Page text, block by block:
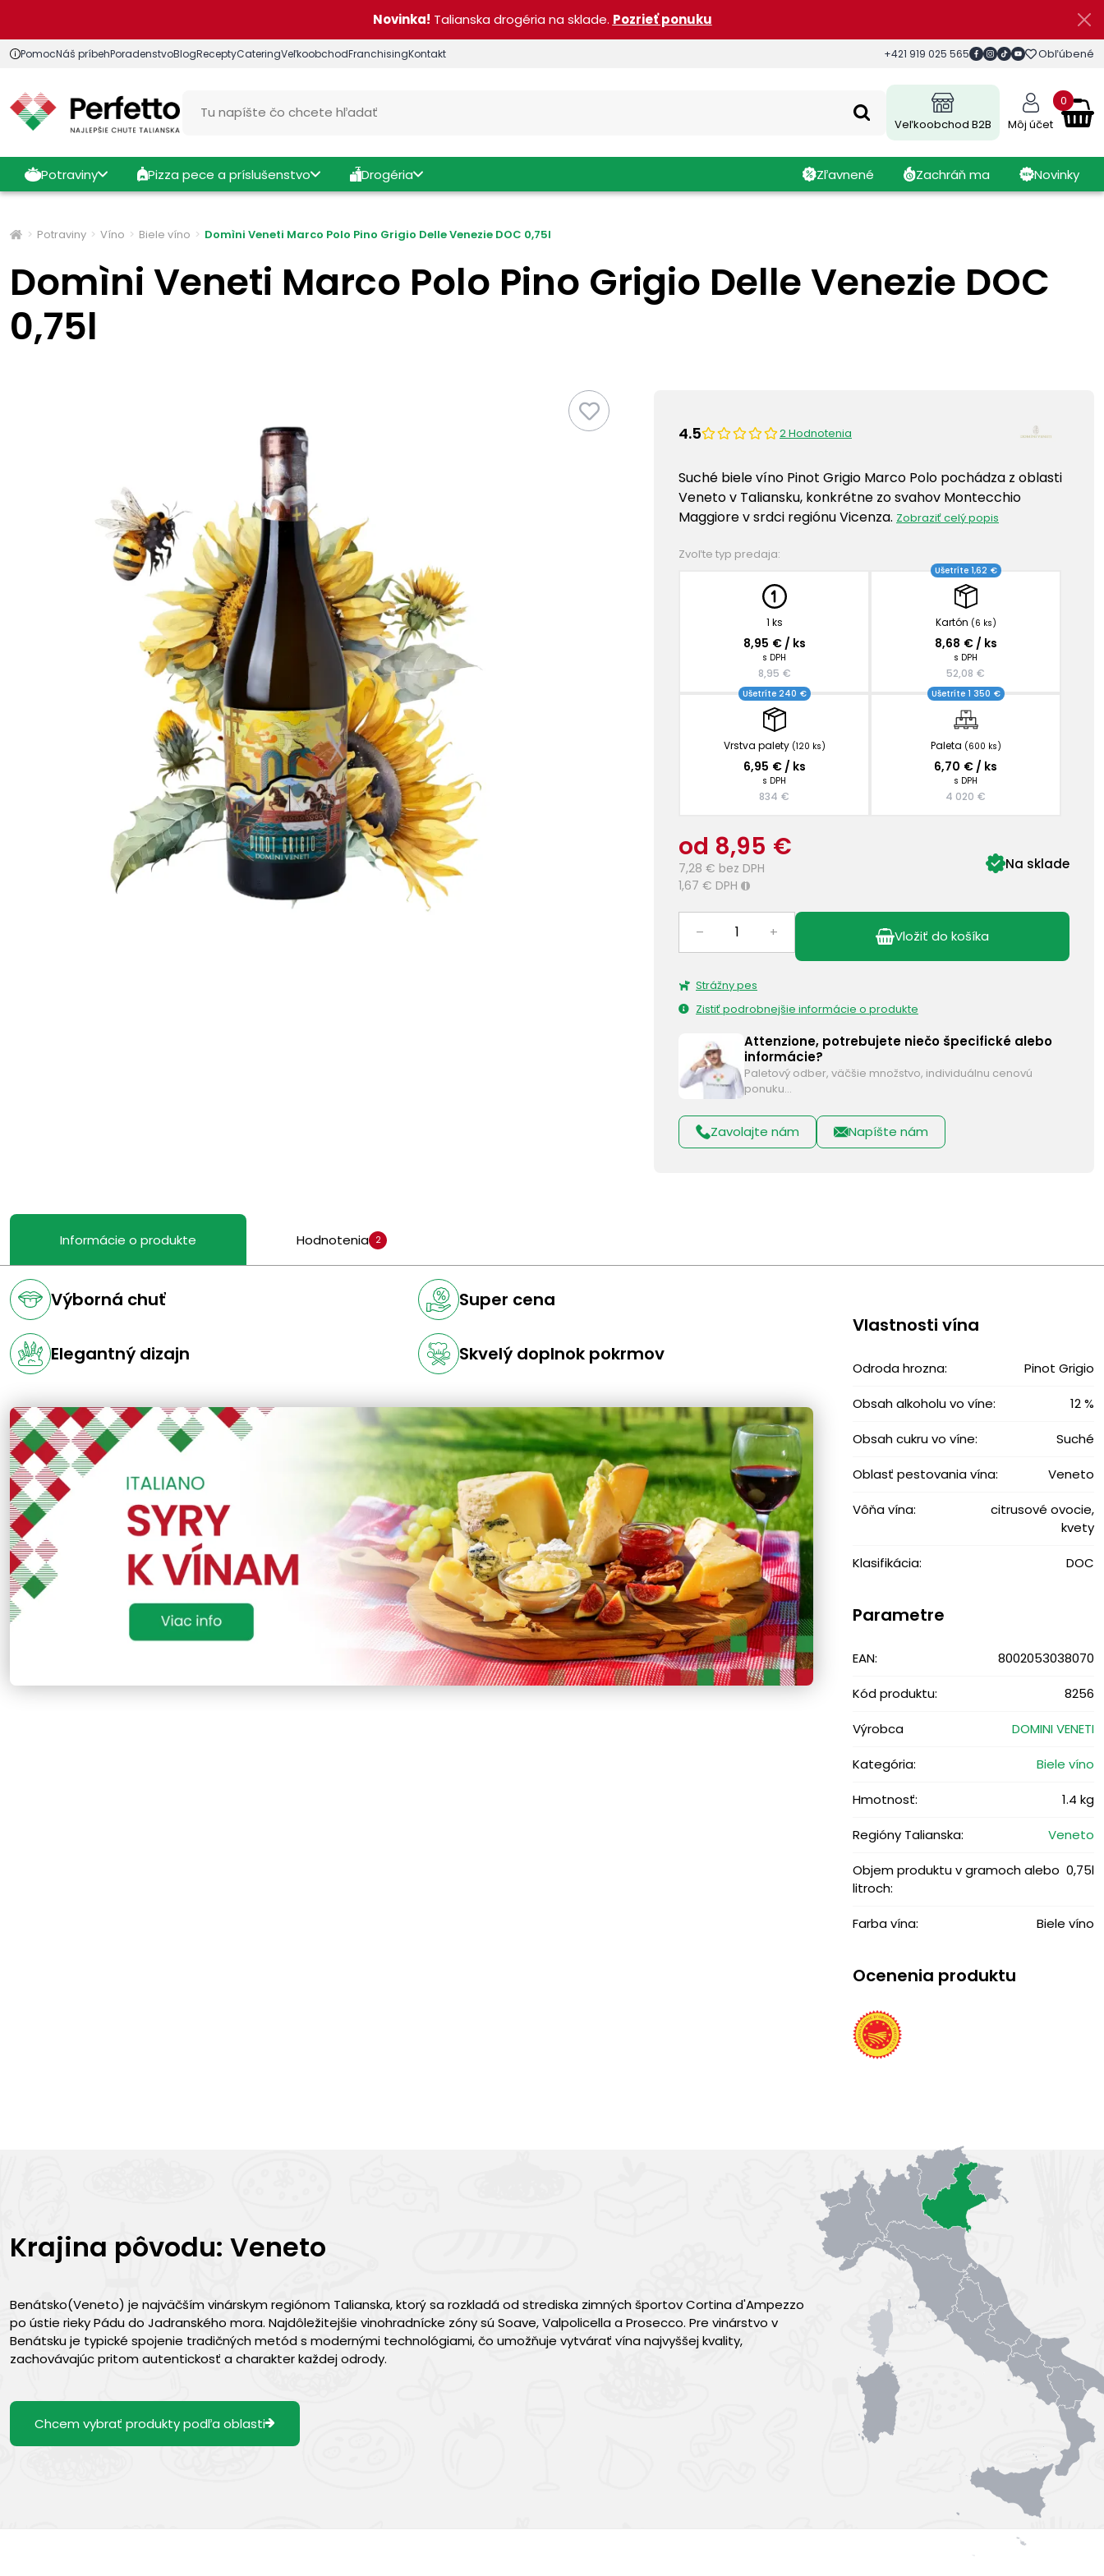
Novinka! Talianska drogéria na sklade. Pozrieť ponuku
PomocNáš príbehPoradenstvoBlogReceptyCateringVeľkoobchodFranchisingKontakt +421 919 025 565 Obľúbené
Veľkoobchod B2B Môj účet
0
Potraviny Pizza pece a príslušenstvo Drogéria Zľavnené Zachráň ma Novinky
Potraviny Víno Biele víno Domìni Veneti Marco Polo Pino Grigio Delle Venezie DOC 0,75l
Domìni Veneti Marco Polo Pino Grigio Delle Venezie DOC
0,75l
4.5 2 Hodnotenia
Suché biele víno Pinot Grigio Marco Polo pochádza z oblasti
Veneto v Taliansku, konkrétne zo svahov Montecchio
Maggiore v srdci regiónu Vicenza. Zobraziť celý popis
Zvoľte typ predaja:
1 ks
8,95 € / ks
s DPH
8,95 €
Kartón (6 ks)
Ušetríte 1,62 €
8,68 € / ks
s DPH
52,08 €
Vrstva palety (120 ks)
Ušetríte 240 €
6,95 € / ks
s DPH
834 €
Paleta (600 ks)
Ušetríte 1 350 €
6,70 € / ks
s DPH
4 020 €
od 8,95 €
7,28 € bez DPH
1,67 € DPH i
Na sklade
– + Vložiť do košíka
Strážny pes
Zistiť podrobnejšie informácie o produkte
Attenzione, potrebujete niečo špecifické alebo
informácie?
Paletový odber, väčšie množstvo, individuálnu cenovú
ponuku…
Zavolajte nám Napíšte nám
Informácie o produkte Hodnotenia 2
Výborná chuť Super cena
Elegantný dizajn Skvelý doplnok pokrmov
Vlastnosti vína
Odroda hrozna: Pinot Grigio
Obsah alkoholu vo víne: 12 %
Obsah cukru vo víne: Suché
Oblasť pestovania vína: Veneto
Vôňa vína:
citrusové ovocie,
kvety
Klasifikácia: DOC
Parametre
EAN: 8002053038070
Kód produktu: 8256
Výrobca DOMINI VENETI
Kategória: Biele víno
Hmotnosť: 1.4 kg
Regióny Talianska: Veneto
Objem produktu v gramoch alebo
litroch:
0,75l
Farba vína: Biele víno
Ocenenia produktu
Krajina pôvodu: Veneto
Benátsko(Veneto) je najväčším vinárskym regiónom Talianska, ktorý sa rozkladá od strediska zimných športov Cortina d'Ampezzo
po ústie rieky Pádu do Jadranského mora. Najdôležitejšie vinohradnícke zóny sú Soave, Valpolicella a Prosecco. Pre vinárstvo v
Benátsku je typické spojenie tradičných metód s modernými technológiami, čo umožňuje vytvárať vína najvyššej kvality,
zachovávajúc pritom autentickosť a charakter každej odrody.
Chcem vybrať produkty podľa oblasti